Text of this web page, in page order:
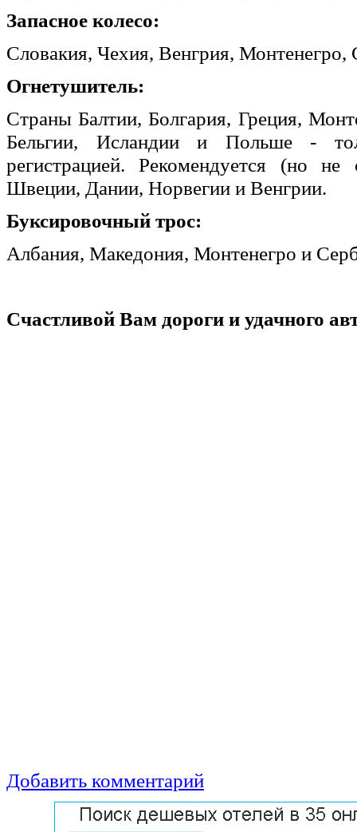
Запасное колесо:
Словакия, Чехия, Венгрия, Монтенегро,
Огнетушитель:
Страны Балтии, Болгария, Греция,
Бельгии, Исландии и Польше -
регистрацией. Рекомендуется (но не
Швеции, Дании, Норвегии и Венгрии.
Буксировочный трос:
Албания, Македония, Монтенегро и
Счастливой Вам дороги и удачного
Добавить комментарий